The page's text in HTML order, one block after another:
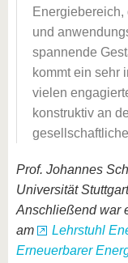
und
spannende
kommt ein sehr
vielen
konstruktiv an
Prof. Johannes
Universität
Anschließend war
am
Lehrstuhl
Erneuerbarer